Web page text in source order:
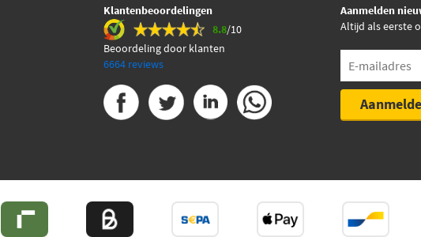
Klantenbeoordelingen
8.8/10
Beoordeling door klanten
6664 reviews
Aanmelden
Altijd als eerste